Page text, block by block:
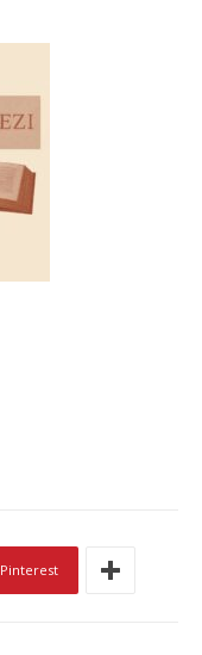
Pinterest